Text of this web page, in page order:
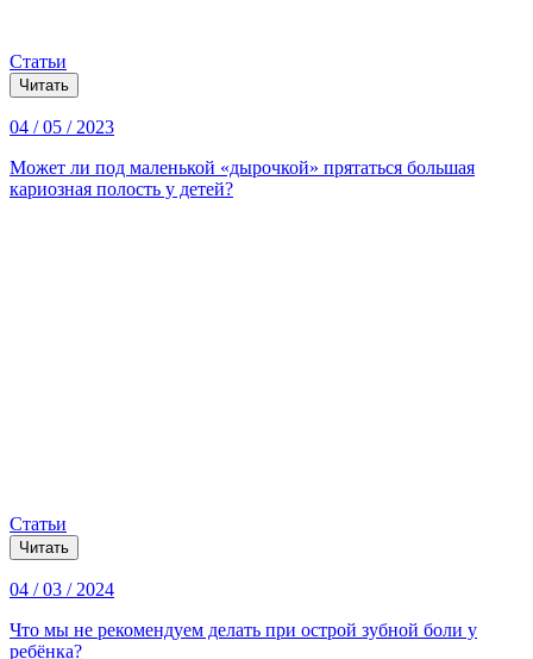
Статьи
Читать
04 / 05 / 2023
Может ли под маленькой «дырочкой» прятаться большая
кариозная полость у детей?
Статьи
Читать
04 / 03 / 2024
Что мы не рекомендуем делать при острой зубной боли у
ребёнка?